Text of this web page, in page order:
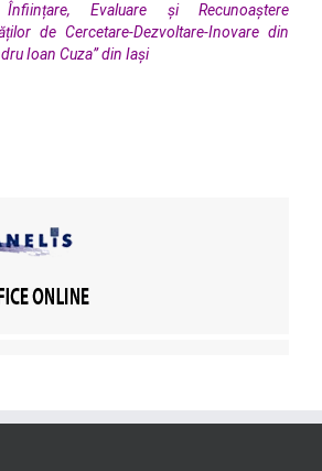
Înființare, Evaluare și Recunoaștere
de Cercetare-Dezvoltare-Inovare din
Ioan Cuza” din Iași